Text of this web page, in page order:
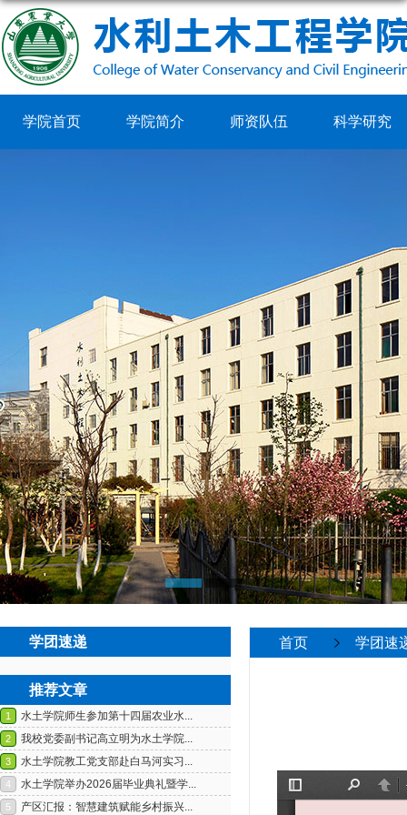
学院首页 学院简介 师资队伍 科学研究
学团速递
推荐文章
首页 学团速